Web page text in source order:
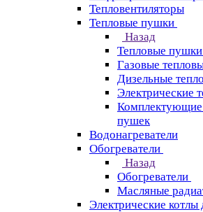
Тепловентиляторы
Тепловые пушки
Назад
Тепловые пушки
Газовые
Дизельные
Электрические
Комплектующие
пушек
Водонагреватели
Обогреватели
Назад
Обогреватели
Масляные
Электрические котлы